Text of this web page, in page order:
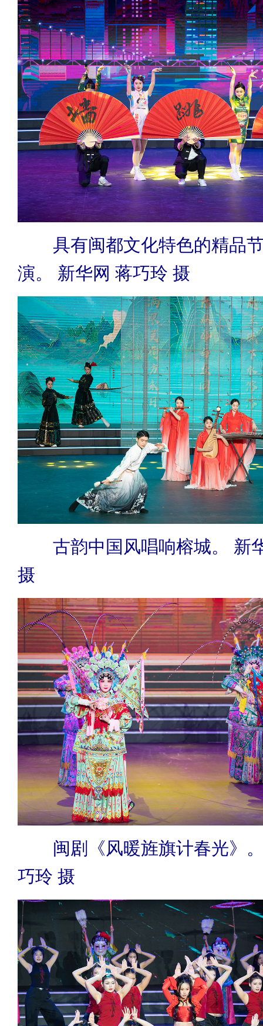
具有闽都文化特色的精品节
演。 新华网 蒋巧玲 摄
古韵中国风唱响榕城。 新
摄
闽剧《风暖旌旗计春光》。
巧玲 摄